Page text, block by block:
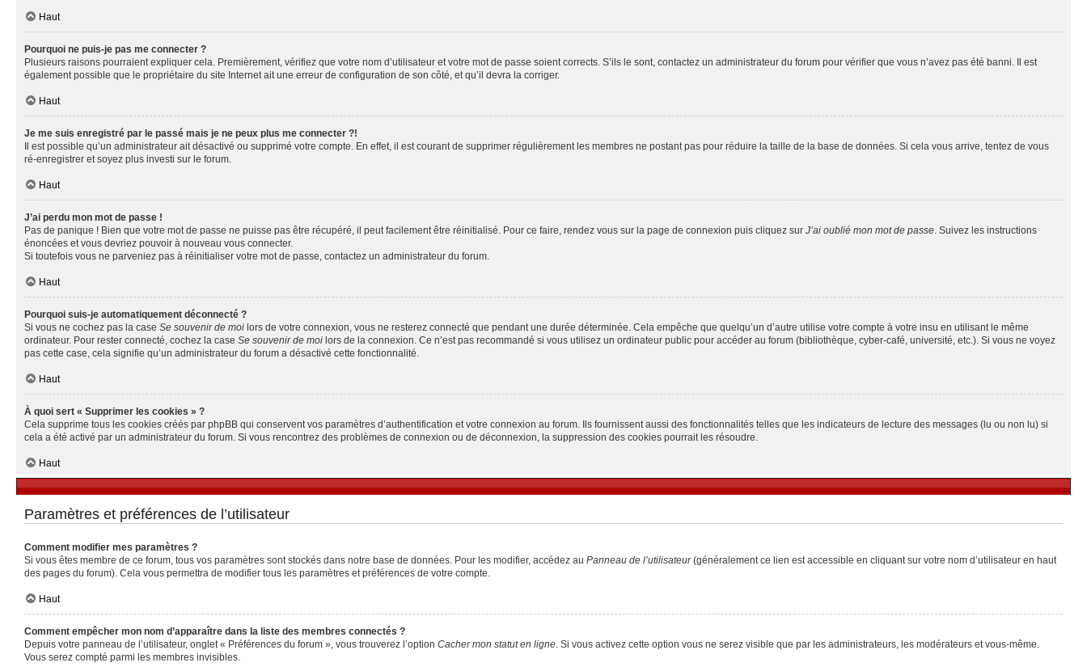
Haut
Pourquoi ne puis-je pas me connecter ?
Plusieurs raisons pourraient expliquer cela. Premièrement, vérifiez que votre nom d’utilisateur et votre mot de passe soient corrects. S’ils le sont, contactez un administrateur du forum pour vérifier que vous n’avez pas été banni. Il est
également possible que le propriétaire du site Internet ait une erreur de configuration de son côté, et qu’il devra la corriger.
Haut
Je me suis enregistré par le passé mais je ne peux plus me connecter ?!
Il est possible qu’un administrateur ait désactivé ou supprimé votre compte. En effet, il est courant de supprimer régulièrement les membres ne postant pas pour réduire la taille de la base de données. Si cela vous arrive, tentez de vous
ré-enregistrer et soyez plus investi sur le forum.
Haut
J’ai perdu mon mot de passe !
Pas de panique ! Bien que votre mot de passe ne puisse pas être récupéré, il peut facilement être réinitialisé. Pour ce faire, rendez vous sur la page de connexion puis cliquez sur J’ai oublié mon mot de passe. Suivez les instructions
énoncées et vous devriez pouvoir à nouveau vous connecter.
Si toutefois vous ne parveniez pas à réinitialiser votre mot de passe, contactez un administrateur du forum.
Haut
Pourquoi suis-je automatiquement déconnecté ?
Si vous ne cochez pas la case Se souvenir de moi lors de votre connexion, vous ne resterez connecté que pendant une durée déterminée. Cela empêche que quelqu’un d’autre utilise votre compte à votre insu en utilisant le même
ordinateur. Pour rester connecté, cochez la case Se souvenir de moi lors de la connexion. Ce n’est pas recommandé si vous utilisez un ordinateur public pour accéder au forum (bibliothèque, cyber-café, université, etc.). Si vous ne voyez
pas cette case, cela signifie qu’un administrateur du forum a désactivé cette fonctionnalité.
Haut
À quoi sert « Supprimer les cookies » ?
Cela supprime tous les cookies créés par phpBB qui conservent vos paramètres d’authentification et votre connexion au forum. Ils fournissent aussi des fonctionnalités telles que les indicateurs de lecture des messages (lu ou non lu) si
cela a été activé par un administrateur du forum. Si vous rencontrez des problèmes de connexion ou de déconnexion, la suppression des cookies pourrait les résoudre.
Haut
Paramètres et préférences de l’utilisateur
Comment modifier mes paramètres ?
Si vous êtes membre de ce forum, tous vos paramètres sont stockés dans notre base de données. Pour les modifier, accédez au Panneau de l’utilisateur(généralement ce lien est accessible en cliquant sur votre nom d’utilisateur en haut
des pages du forum). Cela vous permettra de modifier tous les paramètres et préférences de votre compte.
Haut
Comment empêcher mon nom d’apparaître dans la liste des membres connectés ?
Depuis votre panneau de l’utilisateur, onglet « Préférences du forum », vous trouverez l’option Cacher mon statut en ligne. Si vous activez cette option vous ne serez visible que par les administrateurs, les modérateurs et vous-même.
Vous serez compté parmi les membres invisibles.